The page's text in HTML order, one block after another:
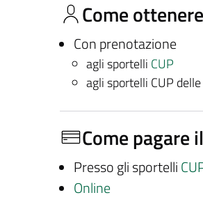
Come
Con prenotazione
agli sportelli CUP
agli sportelli CUP delle
Come pagare
Presso gli sportelli
Online